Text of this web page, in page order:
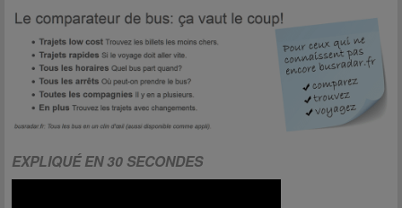
EXPLIQUÉ EN 30 SECONDES